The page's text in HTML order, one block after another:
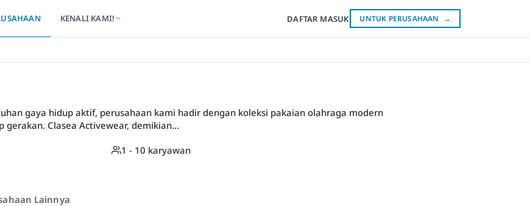
KENALI KAMI! DAFTAR MASUK UNTUK PERUSAHAAN →
gaya hidup aktif, perusahaan kami hadir dengan koleksi pakaian olahraga modern
Clasea Activewear, demikian...
1 - 10 karyawan
Lainnya